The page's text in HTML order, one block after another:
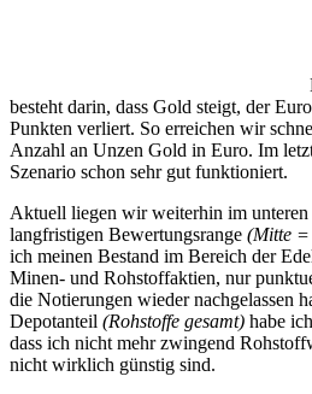
besteht darin, dass Gold steigt, der
Punkten verliert. So erreichen wir
Anzahl an Unzen Gold in Euro. Im
Szenario schon sehr gut funktioniert.
Aktuell liegen wir weiterhin im unteren
langfristigen Bewertungsrange (Mitte =
ich meinen Bestand im Bereich der
Minen- und Rohstoffaktien, nur
die Notierungen wieder nachgelassen
Depotanteil (Rohstoffe gesamt) habe
dass ich nicht mehr zwingend
nicht wirklich günstig sind.